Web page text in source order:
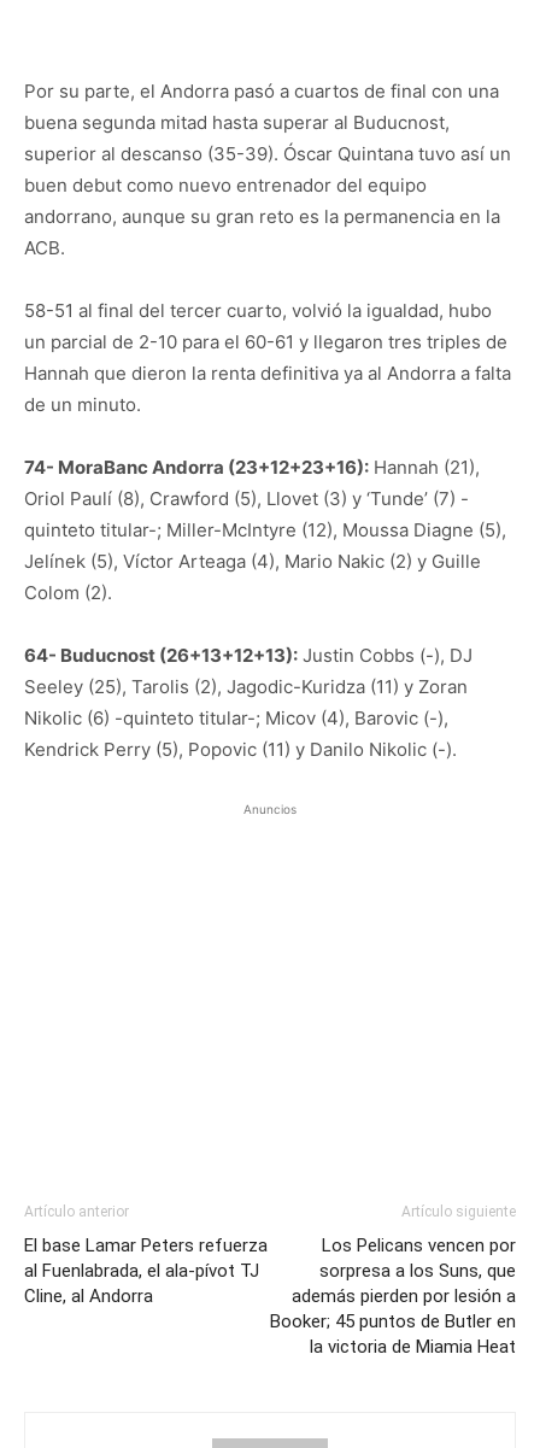
Por su parte, el Andorra pasó a cuartos de final con una
buena segunda mitad hasta superar al Buducnost,
superior al descanso (35-39). Óscar Quintana tuvo así un
buen debut como nuevo entrenador del equipo
andorrano, aunque su gran reto es la permanencia en la
ACB.
58-51 al final del tercer cuarto, volvió la igualdad, hubo
un parcial de 2-10 para el 60-61 y llegaron tres triples de
Hannah que dieron la renta definitiva ya al Andorra a falta
de un minuto.
74- MoraBanc Andorra (23+12+23+16): Hannah (21),
Oriol Paulí (8), Crawford (5), Llovet (3) y ‘Tunde’ (7) -
quinteto titular-; Miller-McIntyre (12), Moussa Diagne (5),
Jelínek (5), Víctor Arteaga (4), Mario Nakic (2) y Guille
Colom (2).
64- Buducnost (26+13+12+13): Justin Cobbs (-), DJ
Seeley (25), Tarolis (2), Jagodic-Kuridza (11) y Zoran
Nikolic (6) -quinteto titular-; Micov (4), Barovic (-),
Kendrick Perry (5), Popovic (11) y Danilo Nikolic (-).
Anuncios
Artículo anterior
El base Lamar Peters refuerza
al Fuenlabrada, el ala-pívot TJ
Cline, al Andorra
Artículo siguiente
Los Pelicans vencen por
sorpresa a los Suns, que
además pierden por lesión a
Booker; 45 puntos de Butler en
la victoria de Miamia Heat